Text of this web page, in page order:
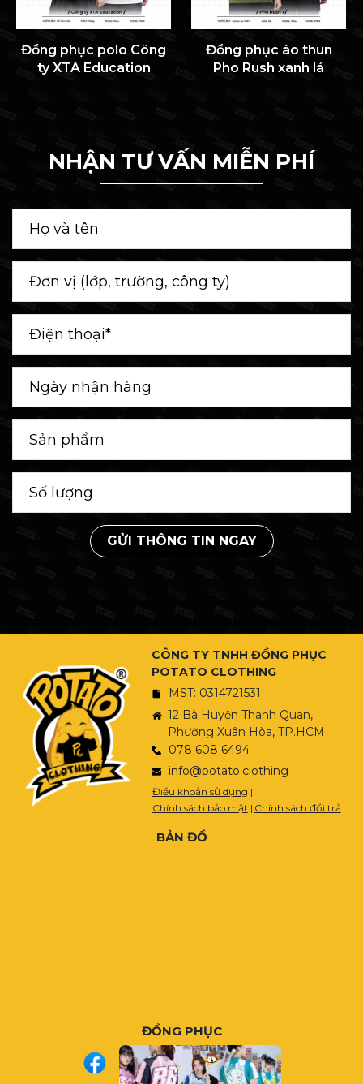
Đồng phục polo Công
ty XTA Education
Đồng phục áo thun
Pho Rush xanh lá
NHẬN TƯ VẤN MIỄN PHÍ
GỬI THÔNG TIN NGAY
CÔNG TY TNHH ĐỒNG PHỤC
POTATO CLOTHING
MST: 0314721531
12 Bà Huyện Thanh Quan,
Phường Xuân Hòa, TP.HCM
078 608 6494
info@potato.clothing
Điều khoản sử dụng |
Chính sách bảo mật | Chính sách đổi trả
BẢN ĐỒ
ĐỒNG PHỤC